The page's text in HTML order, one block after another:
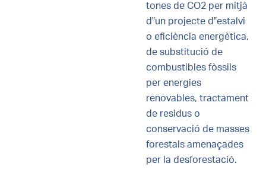
tones de CO2 per mitjà
d‟un projecte d‟estalvi
o eficiència energètica,
de substitució de
combustibles fòssils
per energies
renovables, tractament
de residus o
conservació de masses
forestals amenaçades
per la desforestació.